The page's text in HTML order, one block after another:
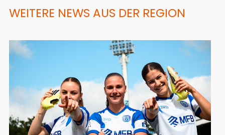
WEITERE NEWS AUS DER REGION